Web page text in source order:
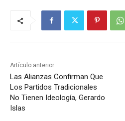
Artículo anterior
Las Alianzas Confirman Que
Los Partidos Tradicionales
No Tienen Ideología, Gerardo
Islas